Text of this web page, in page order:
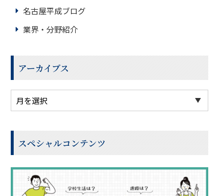
名古屋平成ブログ
業界・分野紹介
アーカイブス
スペシャルコンテンツ